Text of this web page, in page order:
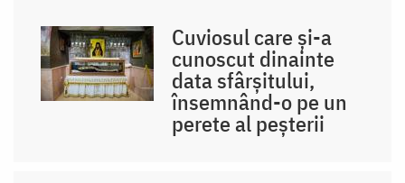
Cuviosul care și-a
cunoscut dinainte
data sfârșitului,
însemnând-o pe un
perete al peșterii